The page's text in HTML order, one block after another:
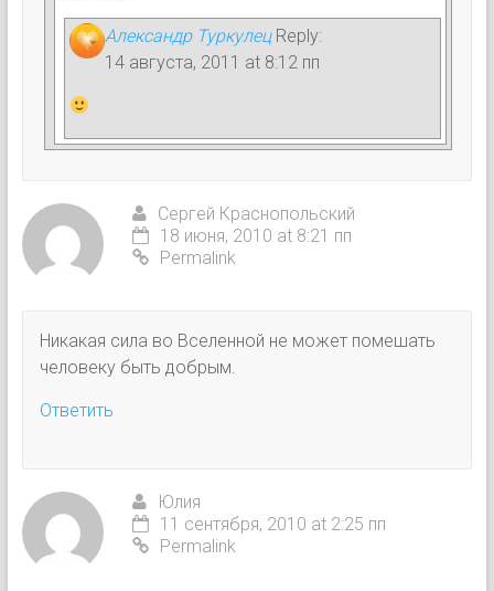
Александр ТуркулецReply:
14 августа, 2011 at 8:12 пп
Сергей Краснопольский
18 июня, 2010 at 8:21 пп
Permalink
Никакая сила во Вселенной не может помешать
человеку быть добрым.
Ответить
Юлия
11 сентября, 2010 at 2:25 пп
Permalink